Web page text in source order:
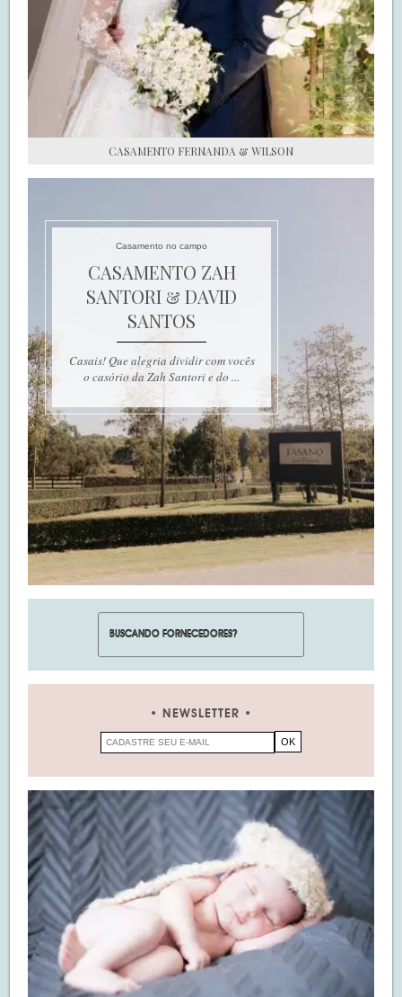
CASAMENTO FERNANDA & WILSON
Casamento no campo
CASAMENTO ZAH
SANTORI & DAVID
SANTOS
Casais! Que alegria dividir com vocês
o casório da Zah Santori e do ...
NEWSLETTER